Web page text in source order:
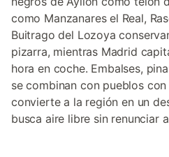
como Manzanares el Real,
Buitrago del Lozoya
pizarra, mientras Madrid
hora en coche. Embalses,
se combinan con pueblos
convierte a la región en un
busca aire libre sin renunciar